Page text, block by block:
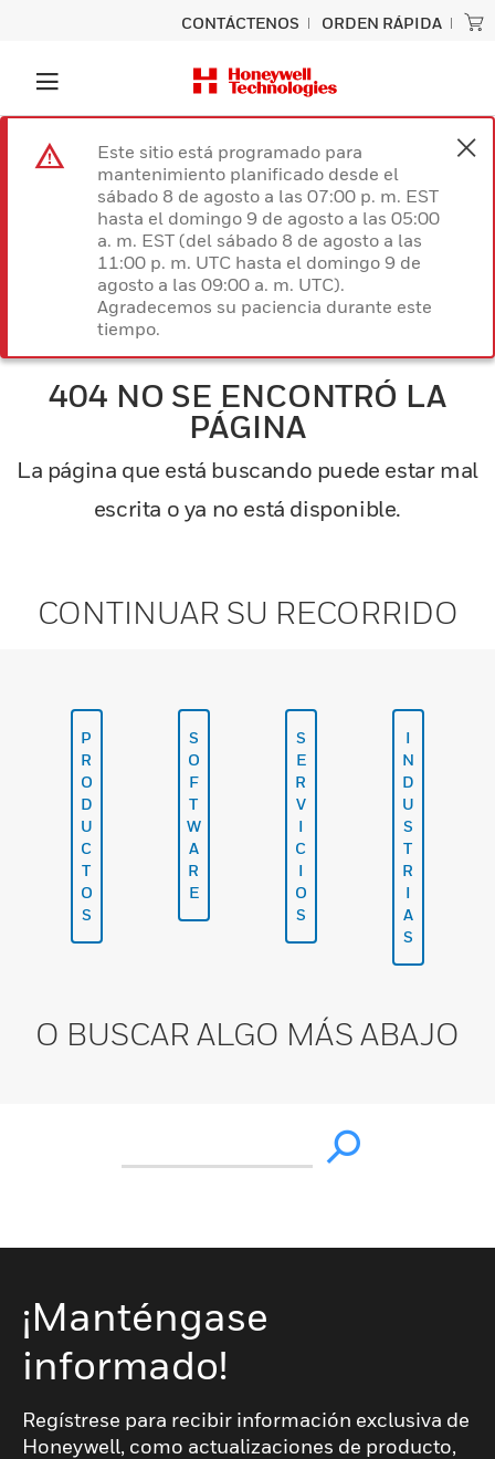
CONTÁCTENOS ORDEN RÁPIDA
Este sitio está programado para
mantenimiento planificado desde el
sábado 8 de agosto a las 07:00 p. m. EST
hasta el domingo 9 de agosto a las 05:00
a. m. EST (del sábado 8 de agosto a las
11:00 p. m. UTC hasta el domingo 9 de
agosto a las 09:00 a. m. UTC).
Agradecemos su paciencia durante este
tiempo.
404 NO SE ENCONTRÓ LA
PÁGINA
La página que está buscando puede estar mal
escrita o ya no está disponible.
CONTINUAR SU RECORRIDO
P
R
O
D
U
C
T
O
S
S
O
F
T
W
A
R
E
S
E
R
V
I
C
I
O
S
I
N
D
U
S
T
R
I
A
S
O BUSCAR ALGO MÁS ABAJO
¡Manténgase
informado!
Regístrese para recibir información exclusiva de
Honeywell, como actualizaciones de producto,